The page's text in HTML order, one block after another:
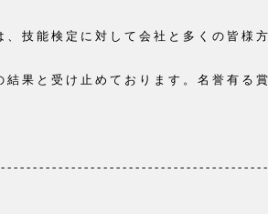
、技能検定に対して会社と多くの皆様
結果と受け止めております。 名誉有る